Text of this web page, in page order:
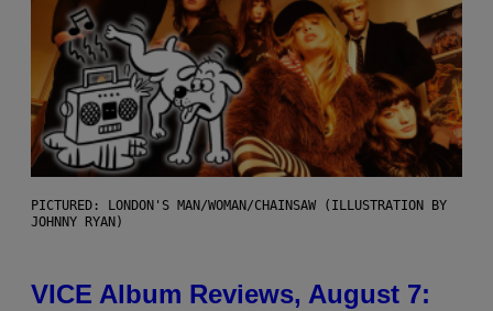
PICTURED: LONDON'S MAN/WOMAN/CHAINSAW (ILLUSTRATION BY
JOHNNY RYAN)
VICE Album Reviews, August 7: